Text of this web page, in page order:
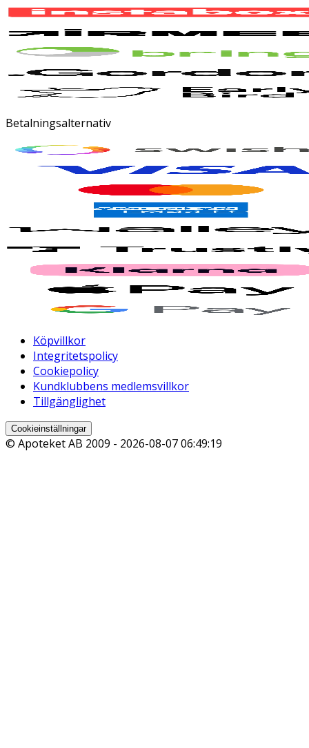
Betalningsalternativ
Köpvillkor
Integritetspolicy
Cookiepolicy
Kundklubbens medlemsvillkor
Tillgänglighet
Cookieinställningar
© Apoteket AB 2009 - 2026-08-07 06:49:19